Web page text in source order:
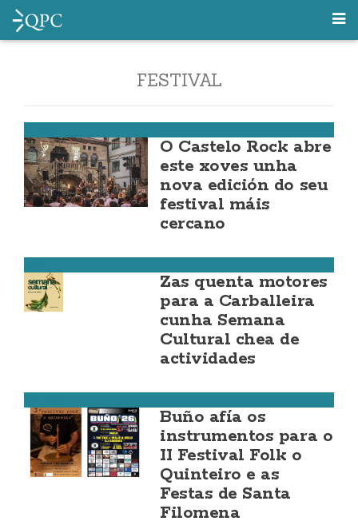
FESTIVAL
O Castelo Rock abre
este xoves unha
nova edición do seu
festival máis
cercano
Zas quenta motores
para a Carballeira
cunha Semana
Cultural chea de
actividades
Buño afía os
instrumentos para o
II Festival Folk o
Quinteiro e as
Festas de Santa
Filomena